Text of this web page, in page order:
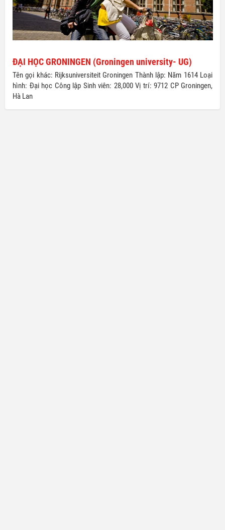
ĐẠI HỌC GRONINGEN (Groningen university- UG)
Tên gọi khác: Rijksuniversiteit Groningen Thành lập: Năm 1614 Loại
hình: Đại học Công lập Sinh viên: 28,000 Vị trí: 9712 CP Groningen,
Hà Lan